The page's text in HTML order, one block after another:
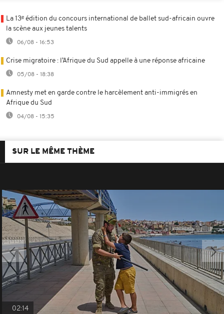
La 13ᵉ édition du concours international de ballet sud-africain ouvre
la scène aux jeunes talents
06/08 - 16:53
Crise migratoire : l’Afrique du Sud appelle à une réponse africaine
05/08 - 18:38
Amnesty met en garde contre le harcèlement anti-immigrés en
Afrique du Sud
04/08 - 15:35
SUR LE MÊME THÈME
02:14